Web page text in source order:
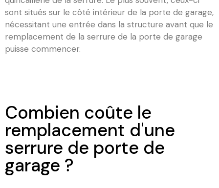
sont situés sur le côté intérieur de la porte de garage,
nécessitant une entrée dans la structure avant que le
remplacement de la serrure de la porte de garage
puisse commencer.
Combien coûte le
remplacement d'une
serrure de porte de
garage ?